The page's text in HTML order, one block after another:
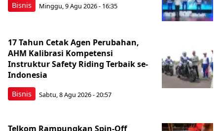
Bisnis Minggu, 9 Agu 2026 - 16:35
Bisnis
17 Tahun Cetak Agen Perubahan,
AHM Kalibrasi Kompetensi
Instruktur Safety Riding Terbaik se-
Indonesia
Sabtu, 8 Agu 2026 - 20:57
Telkom Rampungkan Spin-Off